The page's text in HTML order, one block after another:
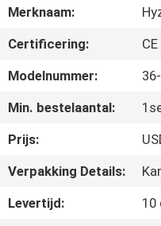
ONGEVEER
ONS
VERZOEK
Merknaam:
Certificering:
CE
Modelnummer:
Min. bestelaantal:
Prijs:
Verpakking Details:
Levertijd:
10